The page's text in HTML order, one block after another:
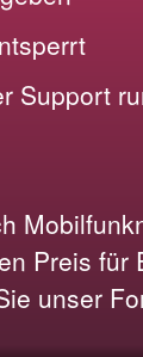
Support
Preis für
unser